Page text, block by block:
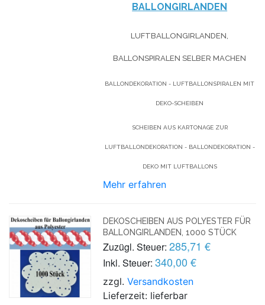
BALLONGIRLANDEN
LUFTBALLONGIRLANDEN,
BALLONSPIRALEN SELBER MACHEN
BALLONDEKORATION - LUFTBALLONSPIRALEN MIT
DEKO-SCHEIBEN
SCHEIBEN AUS KARTONAGE ZUR
LUFTBALLONDEKORATION - BALLONDEKORATION -
DEKO MIT LUFTBALLONS
Mehr erfahren
DEKOSCHEIBEN AUS POLYESTER FÜR
BALLONGIRLANDEN, 1000 STÜCK
Zuzügl. Steuer: 285,71 €
Inkl. Steuer: 340,00 €
zzgl.Versandkosten
Lieferzeit: lieferbar